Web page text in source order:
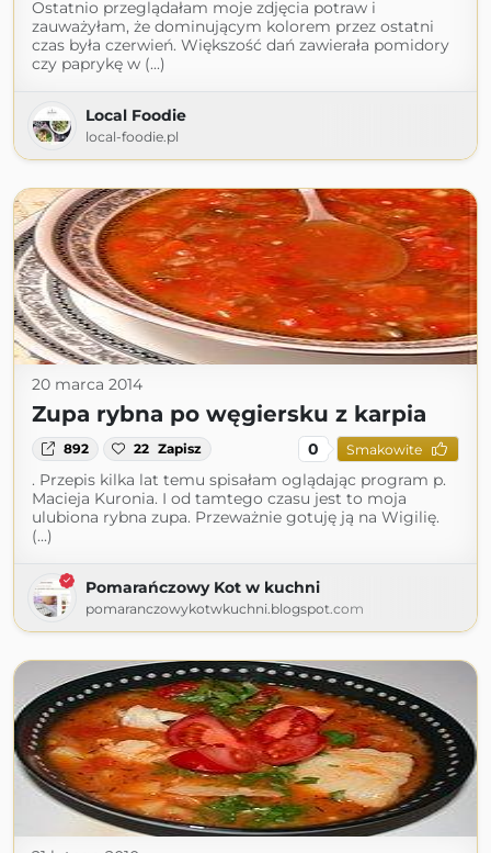
Ostatnio przeglądałam moje zdjęcia potraw i
zauważyłam, że dominującym kolorem przez ostatni
czas była czerwień. Większość dań zawierała pomidory
czy paprykę w (...)
Local Foodie
local-foodie.pl
20 marca 2014
Zupa rybna po węgiersku z karpia
892 22 Zapisz 0 Smakowite
. Przepis kilka lat temu spisałam oglądając program p.
Macieja Kuronia. I od tamtego czasu jest to moja
ulubiona rybna zupa. Przeważnie gotuję ją na Wigilię.
(...)
Pomarańczowy Kot w kuchni
pomaranczowykotwkuchni.blogspot.com